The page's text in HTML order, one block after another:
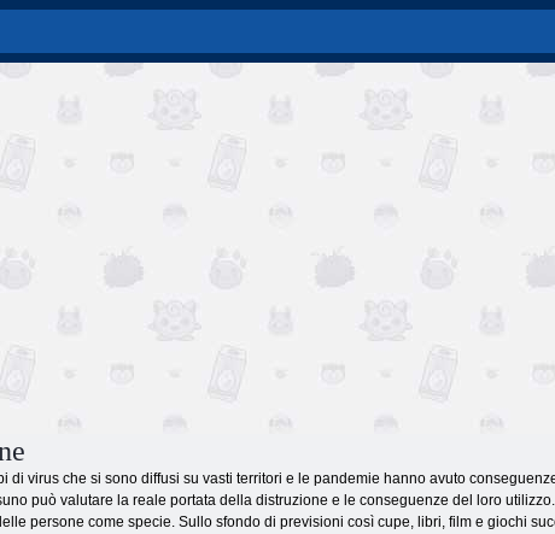
di virus che si sono diffusi su vasti territori e le pandemie hanno avuto
può valutare la reale portata della distruzione e le conseguenze del loro
persone come specie. Sullo sfondo di previsioni così cupe, libri, film e giochi